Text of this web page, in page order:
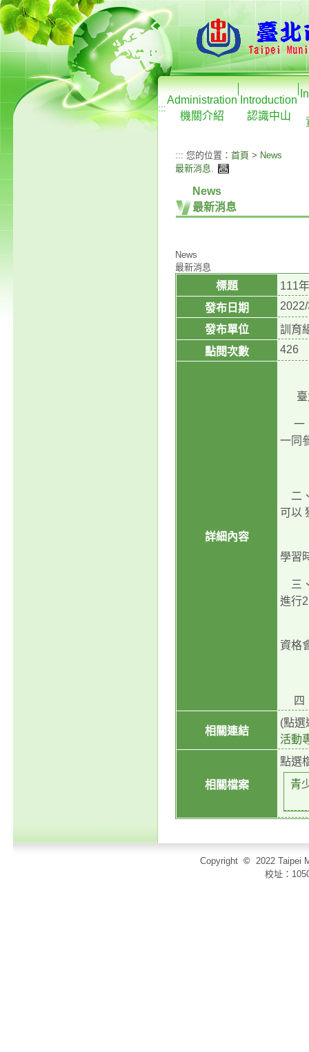
:::
Administration
機關介紹
Introduction
認識中山
::: 您的位置： 首頁 > News
最新消息.
News
最新消息
News
最新消息
標題
111
發布日期
發布單位
訓育
點閱次數
426
詳細內容
臺
一
一同
二
可以
學習
三
進行2
資格
四
相關連結
(點選
活動
相關檔案
點選
青
Copyright © 2022 Taipei
校址：